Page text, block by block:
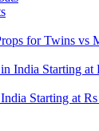
for Twins vs
Starting at